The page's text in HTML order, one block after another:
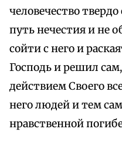
человечество
путь нечестия и не
сойти с него и
Господь и решил
действием Своего
него людей и тем
нравственной